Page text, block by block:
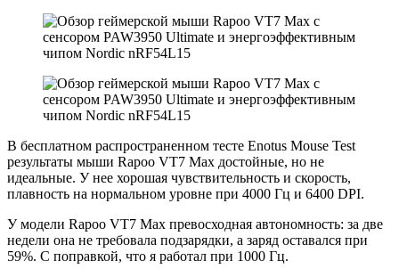
В бесплатном распространенном тесте Enotus Mouse Test
результаты мыши Rapoo VT7 Max достойные, но не
идеальные. У нее хорошая чувствительность и скорость,
плавность на нормальном уровне при 4000 Гц и 6400 DPI.
У модели Rapoo VT7 Max превосходная автономность: за две
недели она не требовала подзарядки, а заряд оставался при
59%. С поправкой, что я работал при 1000 Гц.